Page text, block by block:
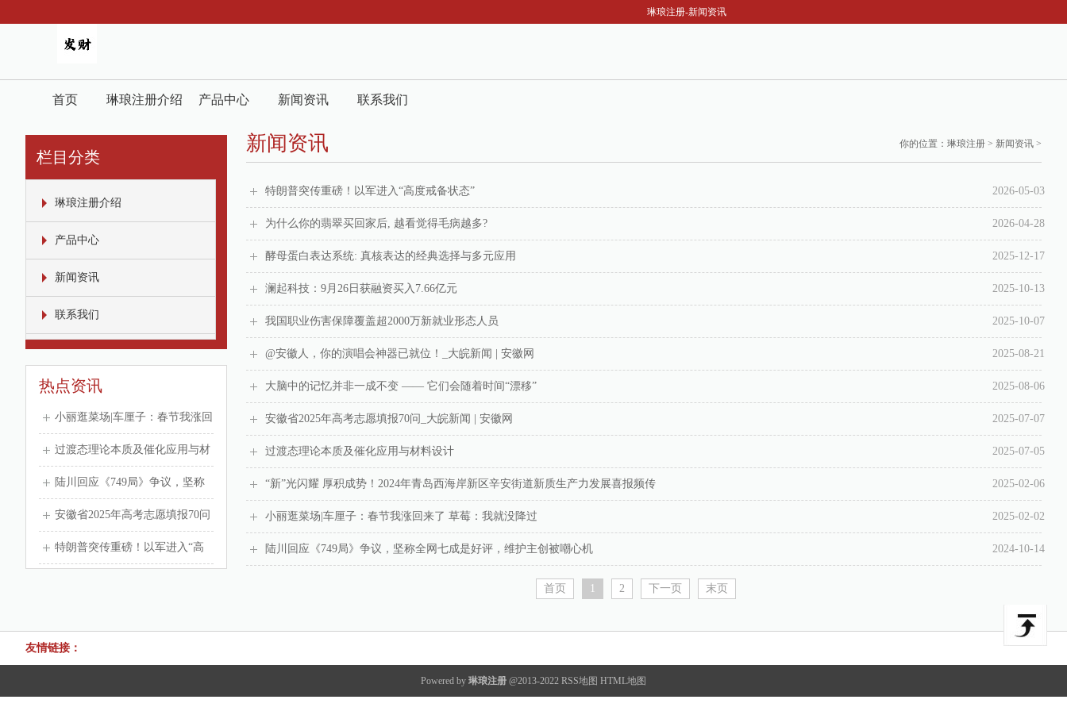
琳琅注册-新闻资讯
首页 琳琅注册介绍 产品中心 新闻资讯 联系我们
栏目分类
琳琅注册介绍
产品中心
新闻资讯
联系我们
热点资讯
小丽逛菜场|车厘子：春节我涨回
来了 草莓：我就没降过
过渡态理论本质及催化应用与材
料设计
陆川回应《749局》争议，坚称
全网七成是好评，维护主创被嘲
心机
安徽省2025年高考志愿填报70问
_大皖新闻 | 安徽网
特朗普突传重磅！以军进入“高
新闻资讯 你的位置： 琳琅注册 > 新闻资讯 >
2026-05-03
特朗普突传重磅！以军进入“高度戒备状态”
2026-04-28
为什么你的翡翠买回家后, 越看觉得毛病越多?
2025-12-17
酵母蛋白表达系统: 真核表达的经典选择与多元应用
2025-10-13
澜起科技：9月26日获融资买入7.66亿元
2025-10-07
我国职业伤害保障覆盖超2000万新就业形态人员
2025-08-21
@安徽人，你的演唱会神器已就位！_大皖新闻 | 安徽网
2025-08-06
大脑中的记忆并非一成不变 —— 它们会随着时间“漂移”
2025-07-07
安徽省2025年高考志愿填报70问_大皖新闻 | 安徽网
2025-07-05
过渡态理论本质及催化应用与材料设计
2025-02-06
“新”光闪耀 厚积成势！2024年青岛西海岸新区辛安街道新质生产力发展喜报频传
2025-02-02
小丽逛菜场|车厘子：春节我涨回来了 草莓：我就没降过
2024-10-14
陆川回应《749局》争议，坚称全网七成是好评，维护主创被嘲心机
首页 1 2 下一页 末页
友情链接：
Powered by 琳琅注册 @2013-2022 RSS地图 HTML地图